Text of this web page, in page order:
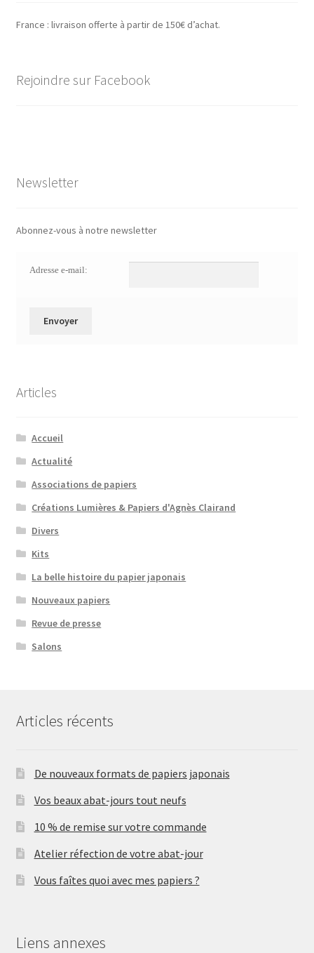
France : livraison offerte à partir de 150€ d’achat.
Rejoindre sur Facebook
Newsletter
Abonnez-vous à notre newsletter
Adresse e-mail:
Articles
Accueil
Actualité
Associations de papiers
Créations Lumières & Papiers d'Agnès Clairand
Divers
Kits
La belle histoire du papier japonais
Nouveaux papiers
Revue de presse
Salons
Articles récents
De nouveaux formats de papiers japonais
Vos beaux abat-jours tout neufs
10 % de remise sur votre commande
Atelier réfection de votre abat-jour
Vous faîtes quoi avec mes papiers ?
Liens annexes